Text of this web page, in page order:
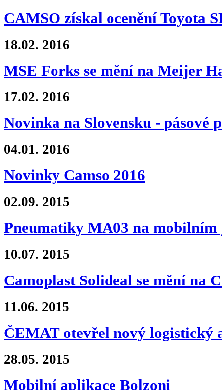
CAMSO získal ocenění Toyota
18.02. 2016
MSE Forks se mění na Meijer
17.02. 2016
Novinka na Slovensku - pásové
04.01. 2016
Novinky Camso 2016
02.09. 2015
Pneumatiky MA03 na mobilním
10.07. 2015
Camoplast Solideal se mění na
11.06. 2015
ČEMAT otevřel nový logistický
28.05. 2015
Mobilní aplikace Bolzoni